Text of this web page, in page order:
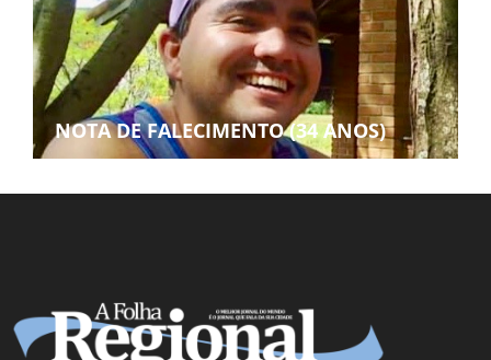
NOTA DE FALECIMENTO (34 ANOS)